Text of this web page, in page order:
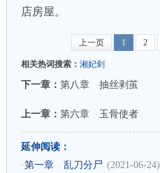
店房屋。
上一页 1 2
相关热词搜索： 湘妃剑
下一章： 第八章 抽丝剥茧
上一章： 第六章 玉骨使者
延伸阅读：
·第一章 乱刀分尸 (2021-06-24)